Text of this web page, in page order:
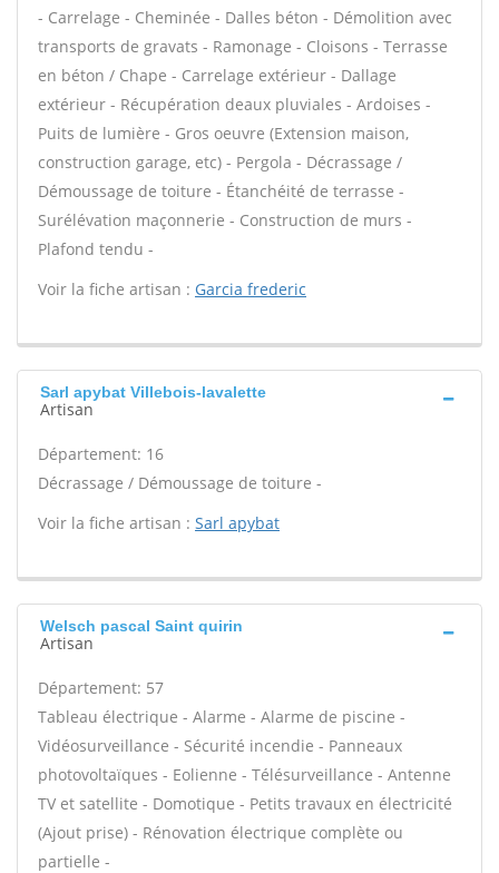
- Carrelage - Cheminée - Dalles béton - Démolition avec
transports de gravats - Ramonage - Cloisons - Terrasse
en béton / Chape - Carrelage extérieur - Dallage
extérieur - Récupération deaux pluviales - Ardoises -
Puits de lumière - Gros oeuvre (Extension maison,
construction garage, etc) - Pergola - Décrassage /
Démoussage de toiture - Étanchéité de terrasse -
Surélévation maçonnerie - Construction de murs -
Plafond tendu -
Voir la fiche artisan : Garcia frederic
Sarl apybat Villebois-lavalette
Artisan
Département: 16
Décrassage / Démoussage de toiture -
Voir la fiche artisan : Sarl apybat
Welsch pascal Saint quirin
Artisan
Département: 57
Tableau électrique - Alarme - Alarme de piscine -
Vidéosurveillance - Sécurité incendie - Panneaux
photovoltaïques - Eolienne - Télésurveillance - Antenne
TV et satellite - Domotique - Petits travaux en électricité
(Ajout prise) - Rénovation électrique complète ou
partielle -